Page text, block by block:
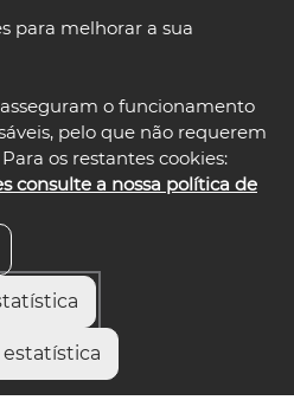
para melhorar a sua
o funcionamento
pelo que não requerem
os restantes cookies:
consulte a nossa política de
estatística
select language
de Câmara